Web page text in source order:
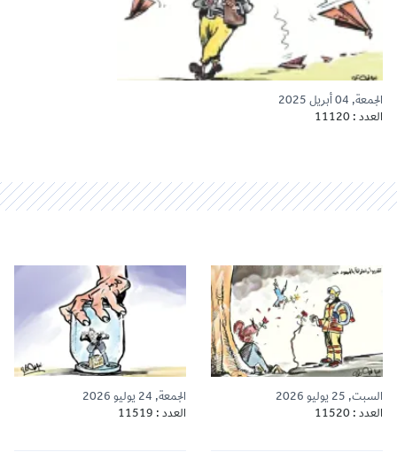
الجمعة, 04 أبريل 2025
العدد : 11120
السبت, 25 يوليو 2026
العدد : 11520
الجمعة, 24 يوليو 2026
العدد : 11519